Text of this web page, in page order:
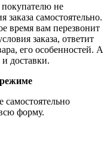
не
самостоятельно.
время вам перезвонит
заказа, ответит
его особенностей. А
доставки.
форму.